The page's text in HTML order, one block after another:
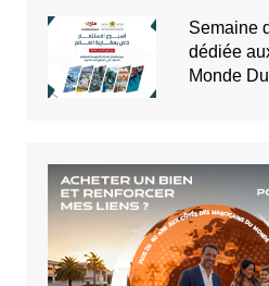
Semaine
dédiée
Monde